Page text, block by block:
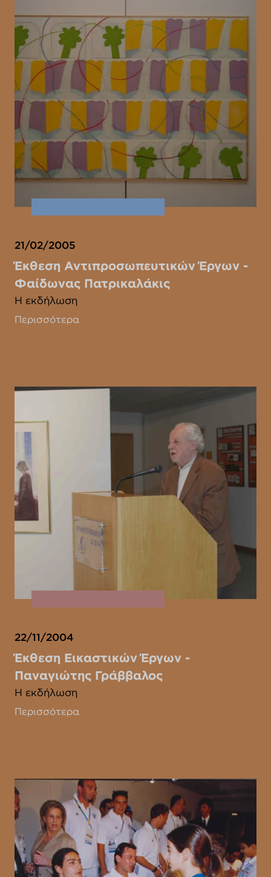
21/02/2005
Έκθεση Αντιπροσωπευτικών Έργων -
Φαίδωνας Πατρικαλάκις
Η εκδήλωση
Περισσότερα
22/11/2004
Έκθεση Εικαστικών Έργων -
Παναγιώτης Γράββαλος
Η εκδήλωση
Περισσότερα